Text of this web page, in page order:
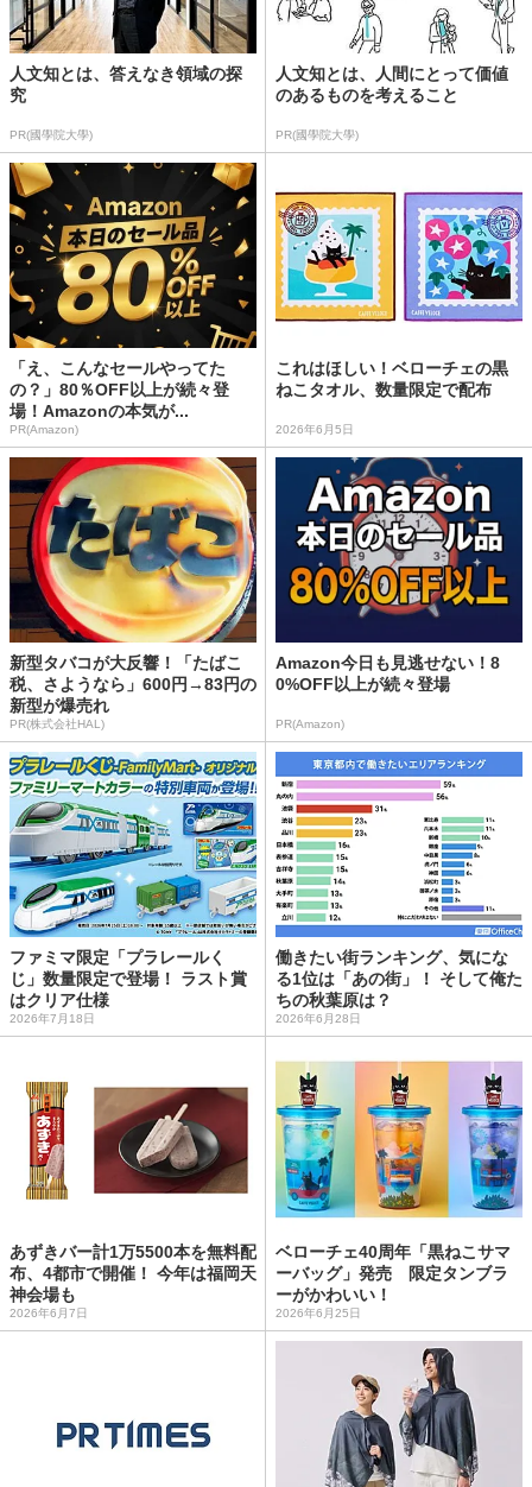
人文知とは、答えなき領域の探
究
PR(國學院大學)
人文知とは、人間にとって価値
のあるものを考えること
PR(國學院大學)
「え、こんなセールやってた
の？」80％OFF以上が続々登
場！Amazonの本気が...
PR(Amazon)
これはほしい！ベローチェの黒
ねこタオル、数量限定で配布
2026年6月5日
新型タバコが大反響！「たばこ
税、さようなら」600円→83円の
新型が爆売れ
PR(株式会社HAL)
Amazon今日も見逃せない！8
0%OFF以上が続々登場
PR(Amazon)
ファミマ限定「プラレールく
じ」数量限定で登場！ ラスト賞
はクリア仕様
2026年7月18日
働きたい街ランキング、気にな
る1位は「あの街」！ そして俺た
ちの秋葉原は？
2026年6月28日
あずきバー計1万5500本を無料配
布、4都市で開催！ 今年は福岡天
神会場も
2026年6月7日
ベローチェ40周年「黒ねこサマ
ーバッグ」発売 限定タンブラ
ーがかわいい！
2026年6月25日